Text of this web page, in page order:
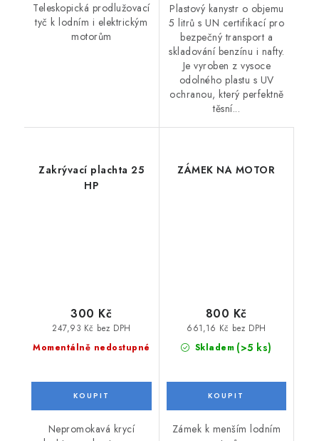
Teleskopická prodlužovací
tyč k lodním i elektrickým
motorům
Plastový kanystr o objemu
5 litrů s UN certifikací pro
bezpečný transport a
skladování benzínu i nafty.
Je vyroben z vysoce
odolného plastu s UV
ochranou, který perfektně
těsní...
Zakrývací plachta 25
HP
Momentálně nedostupné
247,93 Kč bez DPH
300 Kč
Nepromokavá krycí
ZÁMEK NA MOTOR
Skladem (>5 ks)
661,16 Kč bez DPH
800 Kč
Zámek k menším lodním